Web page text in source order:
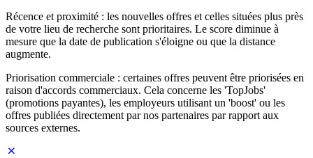
Récence et proximité : les nouvelles offres et celles situées plus près
de votre lieu de recherche sont prioritaires. Le score diminue à
mesure que la date de publication s'éloigne ou que la distance
augmente.
Priorisation commerciale : certaines offres peuvent être priorisées en
raison d'accords commerciaux. Cela concerne les 'TopJobs'
(promotions payantes), les employeurs utilisant un 'boost' ou les
offres publiées directement par nos partenaires par rapport aux
sources externes.